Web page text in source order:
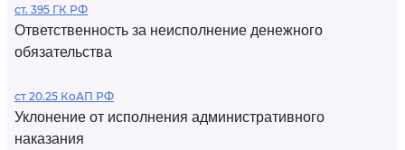
ст. 395 ГК РФ
Ответственность за неисполнение денежного
обязательства
ст 20.25 КоАП РФ
Уклонение от исполнения административного
наказания